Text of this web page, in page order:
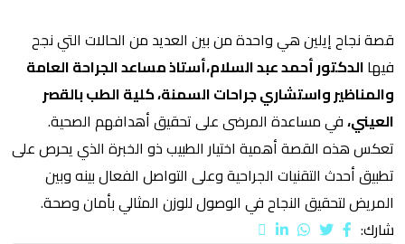
قصة نجاح إيلين هي واحدة من بين العديد من الحالات التي نجح
فيهاالدكتور أحمد عبد السلام،أستاذ مساعد الجراحة العامة
والمناظير واستشاري جراحات السمنة، كلية الطب بالقصر
العيني،في مساعدة المرضى على تحقيق أهدافهم الصحية.
تعكس هذه القصة أهمية اختيار الطبيب ذو الخبرة الذي يحرص على
تطبيق أحدث التقنيات الجراحية وعلى التواصل الفعال بينه وبين
المريض لتحقيق النجاح في الوصول للوزن المثالي بأمان وصحة.
شارك: